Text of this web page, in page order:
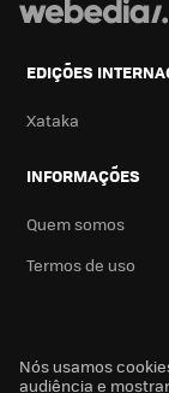
EDIÇÕES
Xataka
INFORMAÇÕES
Quem somos
Termos de uso
Nós usamos
audiência e